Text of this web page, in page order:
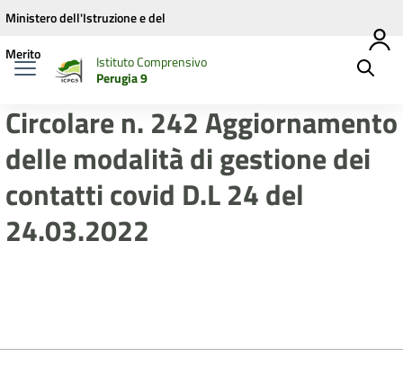
Vai ai contenuti
Vai al menu di navigazione
Vai al footer
Ministero dell'Istruzione e del
Merito
Istituto Comprensivo
Perugia 9
Circolare n. 242 Aggiornamento
delle modalità di gestione dei
contatti covid D.L 24 del
24.03.2022